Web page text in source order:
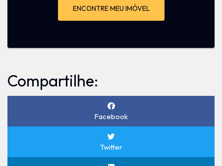
ENCONTRE MEU IMÓVEL
Compartilhe:
Facebook
Twitter